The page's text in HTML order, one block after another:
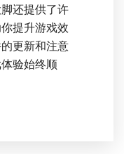
还提供了许
提升游戏效
更新和注意
验始终顺